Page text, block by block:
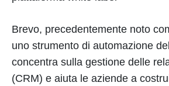
Brevo, precedentemente noto
uno strumento di automazione
concentra sulla gestione delle
(CRM) e aiuta le aziende a